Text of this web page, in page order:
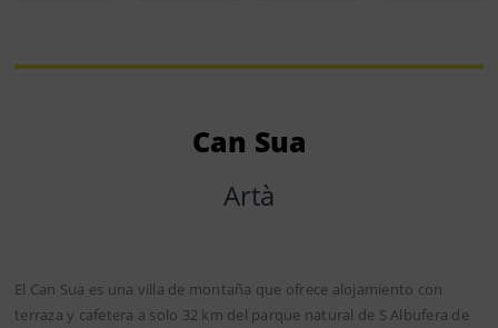
Can Sua
Artà
El Can Sua es una villa de montaña que ofrece alojamiento con
terraza y cafetera a solo 32 km del parque natural de S Albufera de